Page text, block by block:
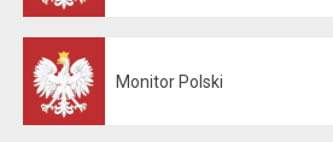
Monitor Polski